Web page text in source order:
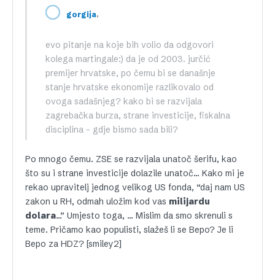
gorgija,
evo pitanje na koje bih volio da odgovori
kolega martingale:) da je od 2003. jurčić
premijer hrvatske, po čemu bi se današnje
stanje hrvatske ekonomije razlikovalo od
ovoga sadašnjeg? kako bi se razvijala
zagrebačka burza, strane investicije, fiskalna
disciplina – gdje bismo sada bili?
Po mnogo čemu. ZSE se razvijala unatoč šerifu, kao
što su i strane investicije dolazile unatoč… Kako mi je
rekao upravitelj jednog velikog US fonda, “daj nam US
zakon u RH, odmah uložim kod vas milijardu
dolara…” Umjesto toga, … Mislim da smo skrenuli s
teme. Pričamo kao populisti, slažeš li se Bepo? Je li
Bepo za HDZ? [smiley2]